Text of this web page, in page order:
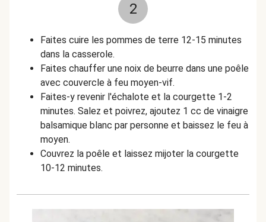
2
Faites cuire les pommes de terre 12-15 minutes
dans la casserole.
Faites chauffer une noix de beurre dans une poêle
avec couvercle à feu moyen-vif.
Faites-y revenir l'échalote et la courgette 1-2
minutes. Salez et poivrez, ajoutez 1 cc de vinaigre
balsamique blanc par personne et baissez le feu à
moyen.
Couvrez la poêle et laissez mijoter la courgette
10-12 minutes.